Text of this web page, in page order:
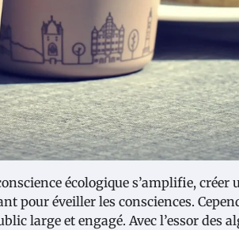
écologique s’amplifie, créer
pour éveiller les consciences.
large et engagé. Avec l’essor des